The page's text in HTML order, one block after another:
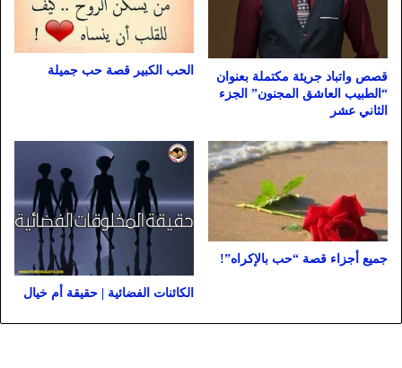
قصص واتباد جريئة مكتملة بعنوان
“الطبيب العاشق المجنون” الجزء
الثاني عشر
الحب الكبير قصة حب جميلة
جميع أجزاء قصة “حب بالإكراه”!
الكائنات الفضائية | حقيقة أم خيال